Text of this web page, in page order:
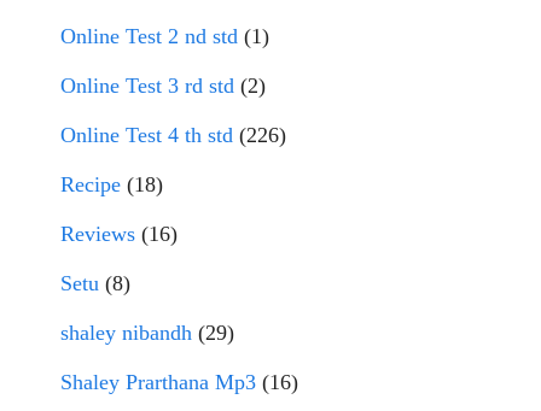
Online Test 2 nd std (1)
Online Test 3 rd std (2)
Online Test 4 th std (226)
Recipe (18)
Reviews (16)
Setu (8)
shaley nibandh (29)
Shaley Prarthana Mp3 (16)